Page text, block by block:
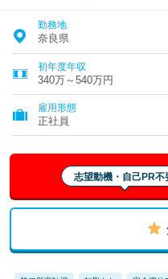
勤務地
奈良県
初年度年収
340万～540万円
雇用形態
正社員
志望動機・自己PR不